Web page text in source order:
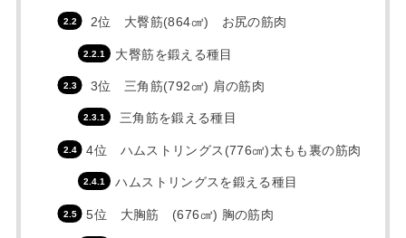
2位 大臀筋(864㎤) お尻の筋肉
大臀筋を鍛える種目
3位 三角筋(792㎤) 肩の筋肉
三角筋を鍛える種目
4位 ハムストリングス(776㎤)太もも裏の筋肉
ハムストリングスを鍛える種目
5位 大胸筋 (676㎤) 胸の筋肉